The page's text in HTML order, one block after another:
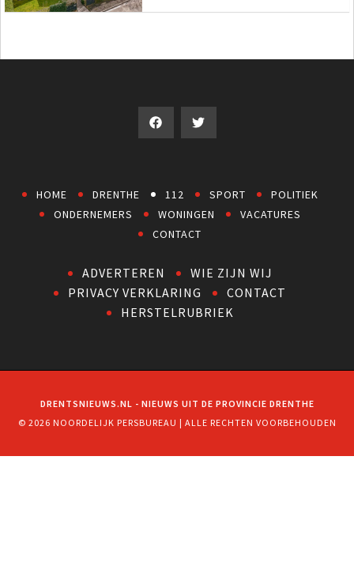
HOME DRENTHE 112 SPORT
POLITIEK
ONDERNEMERS
WONINGEN
VACATURES
CONTACT
ADVERTEREN
WIE ZIJN WIJ
PRIVACY VERKLARING
CONTACT
HERSTELRUBRIEK
DRENTSNIEUWS.NL - NIEUWS UIT DE PROVINCIE DRENTHE
© 2026 NOORDELIJK PERSBUREAU | ALLE RECHTEN VOORBEHOUDEN